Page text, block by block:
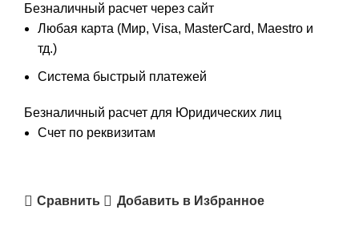
Безналичный расчет через сайт
Любая карта (Мир, Visa, MasterCard, Maestro и
тд.)
Система быстрый платежей
Безналичный расчет для Юридических лиц
Счет по реквизитам
Сравнить Добавить в Избранное